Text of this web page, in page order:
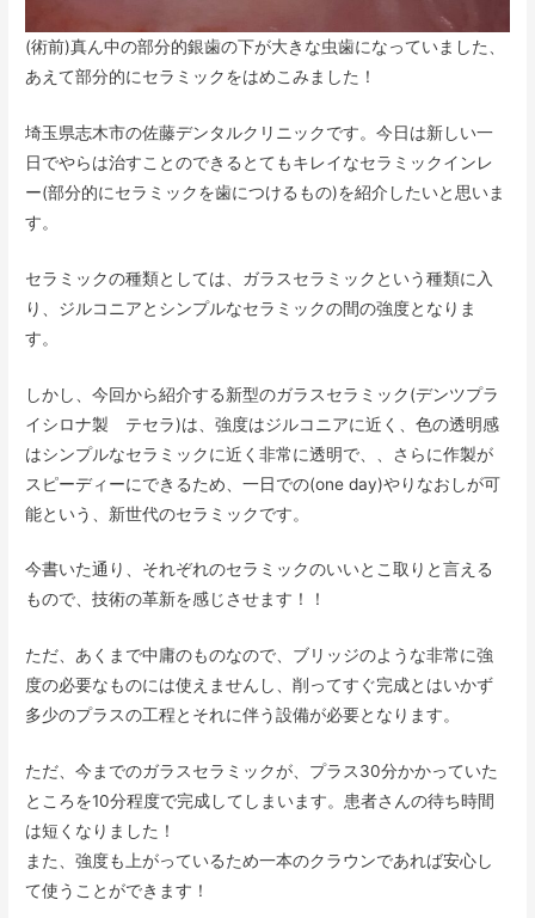
(術前)真ん中の部分的銀歯の下が大きな虫歯になっていました、
あえて部分的にセラミックをはめこみました！
埼玉県志木市の佐藤デンタルクリニックです。今日は新しい一
日でやらは治すことのできるとてもキレイなセラミックインレ
ー(部分的にセラミックを歯につけるもの)を紹介したいと思いま
す。
セラミックの種類としては、ガラスセラミックという種類に入
り、ジルコニアとシンプルなセラミックの間の強度となりま
す。
しかし、今回から紹介する新型のガラスセラミック(デンツプラ
イシロナ製 テセラ)は、強度はジルコニアに近く、色の透明感
はシンプルなセラミックに近く非常に透明で、、さらに作製が
スピーディーにできるため、一日での(one day)やりなおしが可
能という、新世代のセラミックです。
今書いた通り、それぞれのセラミックのいいとこ取りと言える
もので、技術の革新を感じさせます！！
ただ、あくまで中庸のものなので、ブリッジのような非常に強
度の必要なものには使えませんし、削ってすぐ完成とはいかず
多少のプラスの工程とそれに伴う設備が必要となります。
ただ、今までのガラスセラミックが、プラス30分かかっていた
ところを10分程度で完成してしまいます。患者さんの待ち時間
は短くなりました！
また、強度も上がっているため一本のクラウンであれば安心し
て使うことができます！